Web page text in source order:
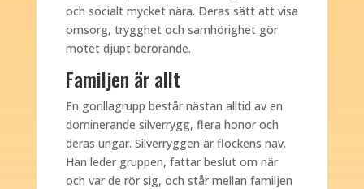
och socialt mycket nära. Deras sätt att visa
omsorg, trygghet och samhörighet gör
mötet djupt berörande.
Familjen är allt
En gorillagrupp består nästan alltid av en
dominerande silverrygg, flera honor och
deras ungar. Silverryggen är flockens nav.
Han leder gruppen, fattar beslut om när
och var de rör sig, och står mellan familjen